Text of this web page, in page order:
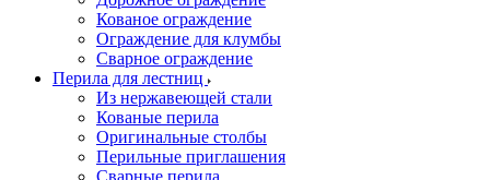
Кованое ограждение
Ограждение для клумбы
Сварное ограждение
Перила для лестниц
Из нержавеющей стали
Кованые перила
Оригинальные столбы
Перильные приглашения
Сварные перила